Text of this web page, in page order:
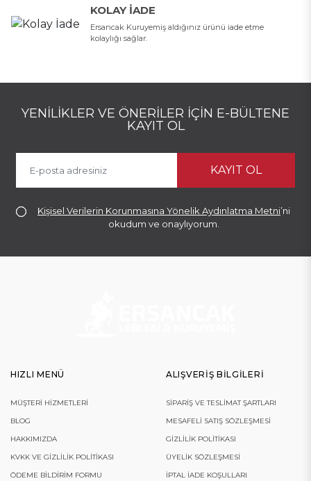
KOLAY İADE
Ersancak Kuruyemiş aldığınız ürünü iade etme
kolaylığı sağlar.
YENILIKLER VE ÖNERILER İÇIN E-BÜLTENE
KAYIT OL
KAYIT OL
Kişisel Verilerin Korunmasına Yönelik Aydınlatma Metni’ni
okudum ve onaylıyorum.
HIZLI MENÜ
MÜŞTERI HIZMETLERI
BLOG
HAKKIMIZDA
KVKK VE GIZLILIK POLITIKASI
ÖDEME BILDIRIM FORMU
ALIŞVERIŞ BILGILERI
SIPARIŞ VE TESLIMAT ŞARTLARI
MESAFELI SATIŞ SÖZLEŞMESI
GIZLILIK POLITIKASI
ÜYELIK SÖZLEŞMESI
İPTAL İADE KOŞULLARI